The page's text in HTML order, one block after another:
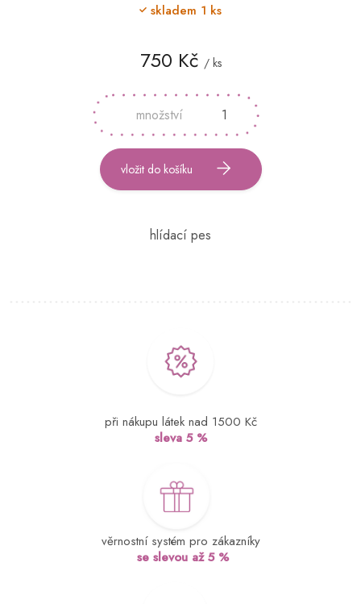
750 Kč / ks
cena:
skladem 1 ks
vložit do košíku
při nákupu látek nad 1500 Kč
sleva 5 %
věrnostní systém pro zákazníky
se slevou až 5 %